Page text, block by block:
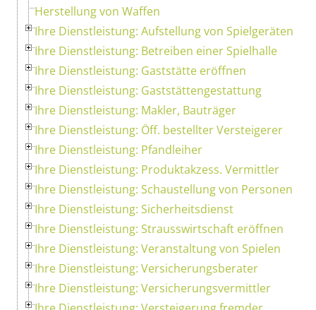
Herstellung von Waffen
Ihre Dienstleistung: Aufstellung von Spielgeräten
Ihre Dienstleistung: Betreiben einer Spielhalle
Ihre Dienstleistung: Gaststätte eröffnen
Ihre Dienstleistung: Gaststättengestattung
Ihre Dienstleistung: Makler, Bauträger
Ihre Dienstleistung: Öff. bestellter Versteigerer
Ihre Dienstleistung: Pfandleiher
Ihre Dienstleistung: Produktakzess. Vermittler
Ihre Dienstleistung: Schaustellung von Personen
Ihre Dienstleistung: Sicherheitsdienst
Ihre Dienstleistung: Strausswirtschaft eröffnen
Ihre Dienstleistung: Veranstaltung von Spielen
Ihre Dienstleistung: Versicherungsberater
Ihre Dienstleistung: Versicherungsvermittler